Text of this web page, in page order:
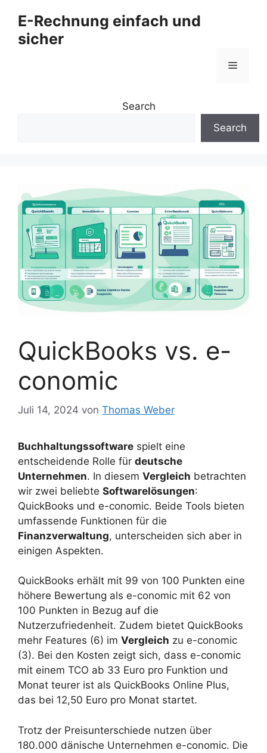
Inhalt
springen
E-Rechnung einfach und
sicher
Menü
Search
Search
QuickBooks vs. e-
conomic
Juli 14, 2024 von Thomas Weber
Buchhaltungssoftware spielt eine
entscheidende Rolle für deutsche
Unternehmen. In diesem Vergleich betrachten
wir zwei beliebte Softwarelösungen:
QuickBooks und e-conomic. Beide Tools bieten
umfassende Funktionen für die
Finanzverwaltung, unterscheiden sich aber in
einigen Aspekten.
QuickBooks erhält mit 99 von 100 Punkten eine
höhere Bewertung als e-conomic mit 62 von
100 Punkten in Bezug auf die
Nutzerzufriedenheit. Zudem bietet QuickBooks
mehr Features (6) im Vergleich zu e-conomic
(3). Bei den Kosten zeigt sich, dass e-conomic
mit einem TCO ab 33 Euro pro Funktion und
Monat teurer ist als QuickBooks Online Plus,
das bei 12,50 Euro pro Monat startet.
Trotz der Preisunterschiede nutzen über
180.000 dänische Unternehmen e-conomic. Die